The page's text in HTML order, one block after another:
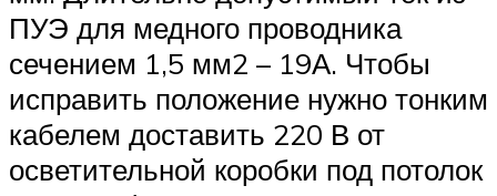
ПУЭ для медного проводника
сечением 1,5 мм2 – 19А. Чтобы
исправить положение нужно тонким
кабелем доставить 220 В от
осветительной коробки под потолок